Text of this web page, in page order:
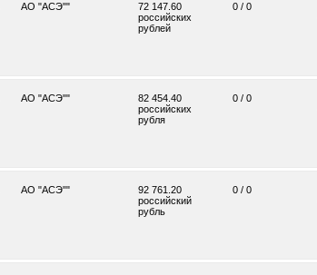
АО "АСЭ""
72 147.60
российских
рублей
0 / 0
АО "АСЭ""
82 454.40
российских
рубля
0 / 0
АО "АСЭ""
92 761.20
российский
рубль
0 / 0